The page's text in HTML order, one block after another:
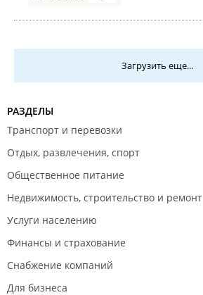
Загрузить еще...
РАЗДЕЛЫ
Транспорт и перевозки
Отдых, развлечения, спорт
Общественное питание
Недвижимость, строительство и ремонт
Услуги населению
Финансы и страхование
Снабжение компаний
Для бизнеса